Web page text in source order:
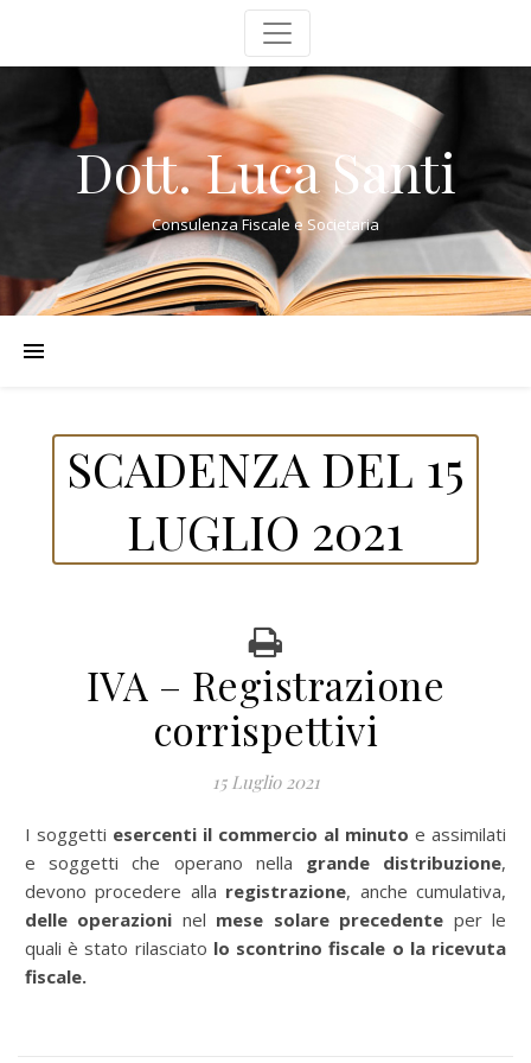
Dott. Luca Santi
Consulenza Fiscale e Societaria
SCADENZA DEL 15
LUGLIO 2021
IVA – Registrazione
corrispettivi
15 Luglio 2021
I soggetti esercenti il commercio al minuto e assimilati
e soggetti che operano nella grande distribuzione,
devono procedere alla registrazione, anche cumulativa,
delle operazioni nel mese solare precedente per le
quali è stato rilasciato lo scontrino fiscale o la ricevuta
fiscale.